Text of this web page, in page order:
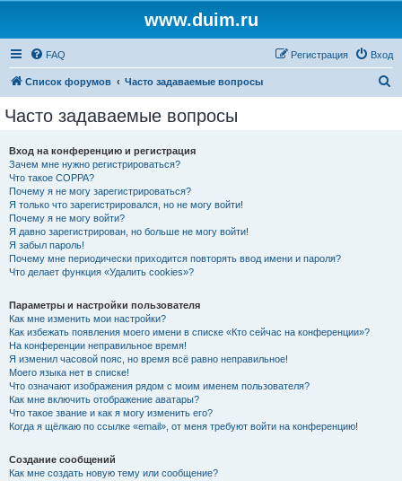
www.duim.ru
FAQ Вход
Регистрация
Список форумов Часто задаваемые вопросы
Часто задаваемые вопросы
Вход на конференцию и регистрация
Зачем мне нужно регистрироваться?
Что такое COPPA?
Почему я не могу зарегистрироваться?
Я только что зарегистрировался, но не могу войти!
Почему я не могу войти?
Я давно зарегистрирован, но больше не могу войти!
Я забыл пароль!
Почему мне периодически приходится повторять ввод имени и пароля?
Что делает функция «Удалить cookies»?
Параметры и настройки пользователя
Как мне изменить мои настройки?
Как избежать появления моего имени в списке «Кто сейчас на конференции»?
На конференции неправильное время!
Я изменил часовой пояс, но время всё равно неправильное!
Моего языка нет в списке!
Что означают изображения рядом с моим именем пользователя?
Как мне включить отображение аватары?
Что такое звание и как я могу изменить его?
Когда я щёлкаю по ссылке «email», от меня требуют войти на конференцию!
Создание сообщений
Как мне создать новую тему или сообщение?